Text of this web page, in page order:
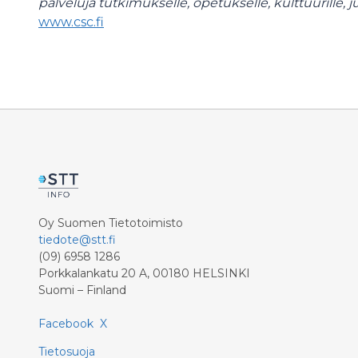
www.csc.fi
Oy Suomen Tietotoimisto
tiedote@stt.fi
(09) 6958 1286
Porkkalankatu 20 A, 00180 HELSINKI
Suomi – Finland
Facebook X
Tietosuoja